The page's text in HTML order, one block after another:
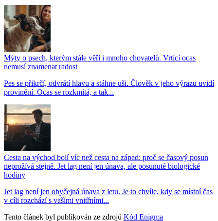
Mýty o psech, kterým stále věří i mnoho chovatelů. Vrtící ocas
nemusí znamenat radost
Pes se přikrčí, odvrátí hlavu a stáhne uši. Člověk v jeho výrazu uvidí
provinění. Ocas se rozkmitá, a tak...
Cesta na východ bolí víc než cesta na západ: proč se časový posun
neprožívá stejně. Jet lag není jen únava, ale posunuté biologické
hodiny
Jet lag není jen obyčejná únava z letu. Je to chvíle, kdy se místní čas
v cíli rozchází s vašimi vnitřními...
Tento článek byl publikován ze zdrojů Kód Enigma